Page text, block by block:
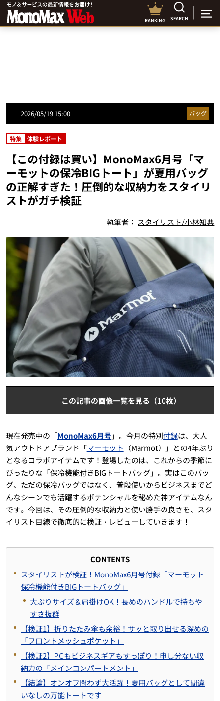
RANKING SEARCH
2026/05/19 15:00 バッグ
特集 体験レポート
【この付録は買い】MonoMax6月号「マ
ーモットの保冷BIGトート」が夏用バッグ
の正解すぎた！圧倒的な収納力をスタイリ
ストがガチ検証
執筆者： スタイリスト/小林知典
この記事の画像一覧を見る（10枚）
現在発売中の「MonoMax6月号」。今月の特別付録は、大人
気アウトドアブランド「マーモット （Marmot）」との4年ぶり
となるコラボアイテムです！登場したのは、これからの季節に
ぴったりな「保冷機能付きBIGトートバッグ」。実はこのバッ
グ、ただの保冷バッグではなく、普段使いからビジネスまでど
んなシーンでも活躍するポテンシャルを秘めた神アイテムなん
です。今回は、その圧倒的な収納力と使い勝手の良さを、スタ
イリスト目線で徹底的に検証・レビューしていきます！
CONTENTS
スタイリストが検証！MonoMax6月号付録「マーモット
保冷機能付きBIGトートバッグ」
大ぶりサイズ＆肩掛けOK！長めのハンドルで持ちや
すさ抜群
【検証1】折りたたみ傘も余裕！サッと取り出せる深めの
「フロントメッシュポケット」
【検証2】PCもビジネスギアもすっぽり！申し分ない収
納力の「メインコンパートメント」
【結論】オンオフ問わず大活躍！夏用バッグとして間違
いなしの万能トートです